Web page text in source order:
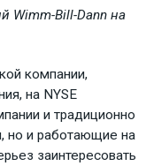
Wimm-Bill-Dann на
компании,
на NYSE
и традиционно
но и работающие на
заинтересовать